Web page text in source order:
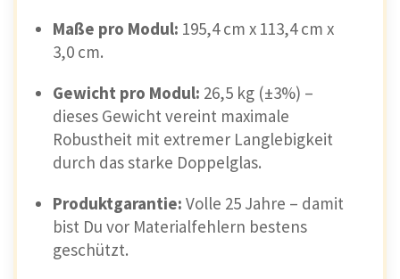
Maße pro Modul: 195,4 cm x 113,4 cm x
3,0 cm.
Gewicht pro Modul: 26,5 kg (±3%) –
dieses Gewicht vereint maximale
Robustheit mit extremer Langlebigkeit
durch das starke Doppelglas.
Produktgarantie: Volle 25 Jahre – damit
bist Du vor Materialfehlern bestens
geschützt.